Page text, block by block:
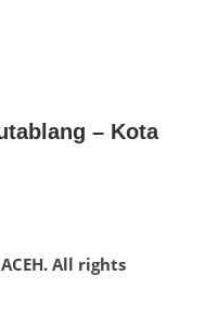
– Kota
All rights